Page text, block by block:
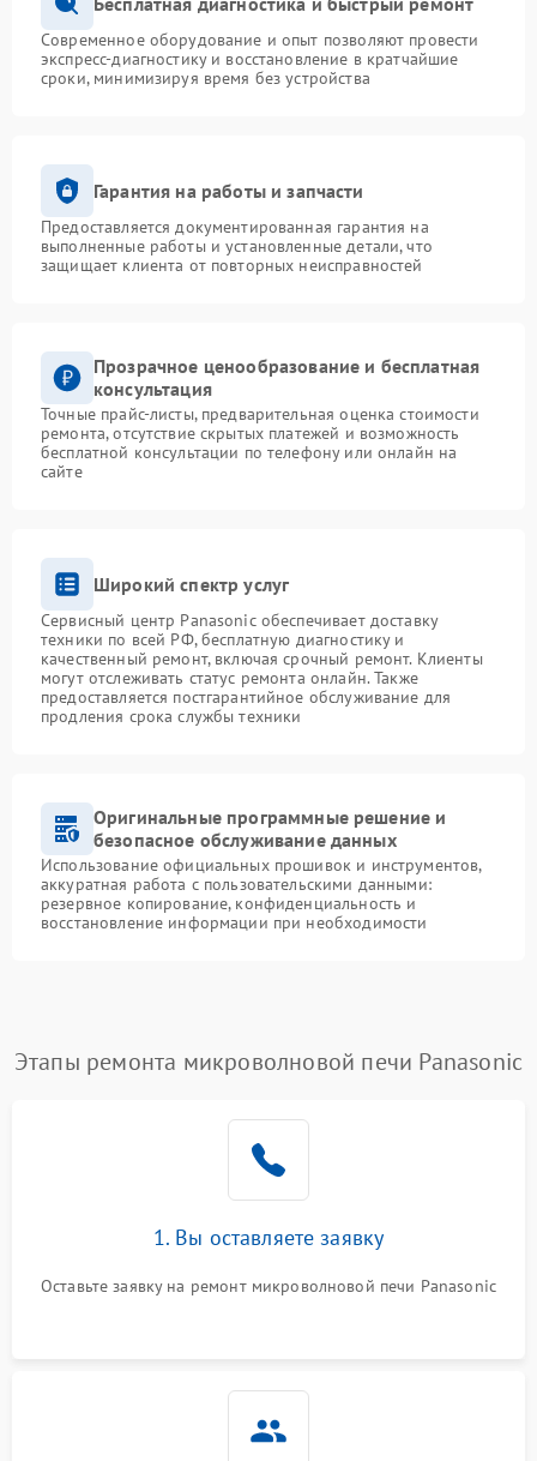
Современное оборудование и опыт позволяют провести
экспресс-диагностику и восстановление в кратчайшие
сроки, минимизируя время без устройства
Гарантия на работы и запчасти
Предоставляется документированная гарантия на
выполненные работы и установленные детали, что
защищает клиента от повторных неисправностей
Прозрачное ценообразование и бесплатная
консультация
Точные прайс-листы, предварительная оценка стоимости
ремонта, отсутствие скрытых платежей и возможность
бесплатной консультации по телефону или онлайн на
сайте
Широкий спектр услуг
Сервисный центр Panasonic обеспечивает доставку
техники по всей РФ, бесплатную диагностику и
качественный ремонт, включая срочный ремонт. Клиенты
могут отслеживать статус ремонта онлайн. Также
предоставляется постгарантийное обслуживание для
продления срока службы техники
Оригинальные программные решение и
безопасное обслуживание данных
Использование официальных прошивок и инструментов,
аккуратная работа с пользовательскими данными:
резервное копирование, конфиденциальность и
восстановление информации при необходимости
Этапы ремонта микроволновой печи Panasonic
1. Вы оставляете заявку
Оставьте заявку на ремонт микроволновой печи Panasonic